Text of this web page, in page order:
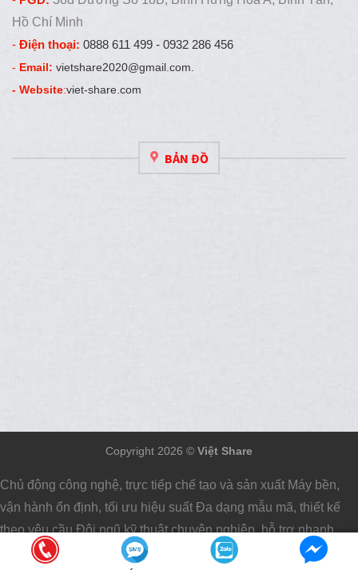
Hồ Chí Minh
- Điện thoại: 0888 611 499 - 0932 286 456
- Email: vietshare2020@gmail.com.
- Website:viet-share.com
BẢN ĐỒ
Copyright 2026 © Việt Share
Chủ động công nghệ, trực tiếp chế tạo và sản xuất Máy bền,
vận hành ổn định, tối ưu hiệu suất Đa dạng mẫu mã, thiết kế
theo yêu cầu Đội ngũ kỹ thuật chuyên nghiệp, hỗ trợ nhanh
chóng, đồng hành đến cùng Uy tín được khẳng định qua nhiều